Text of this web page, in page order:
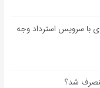
با سرویس استرداد وجه